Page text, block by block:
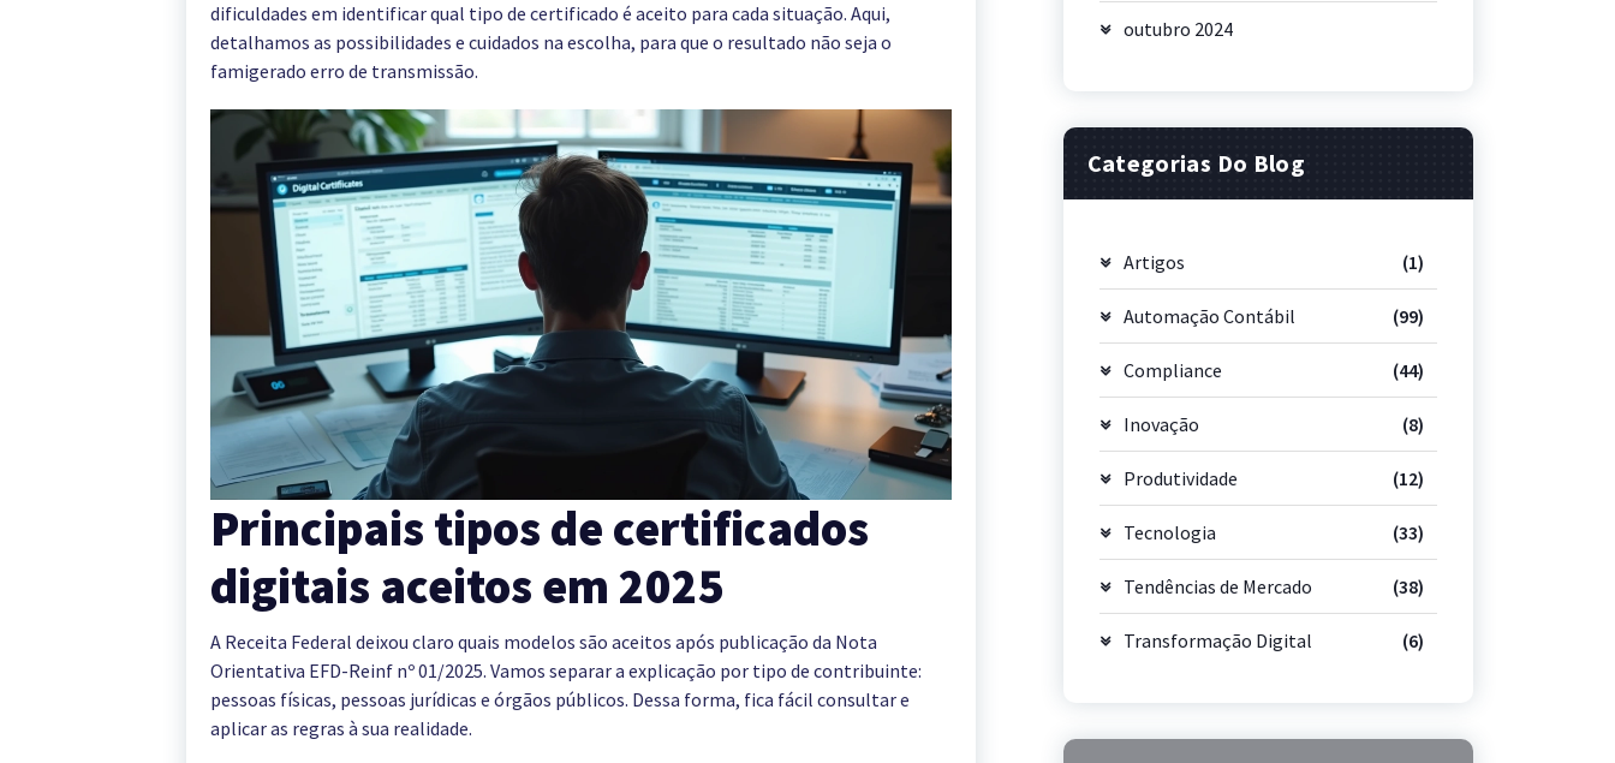
dificuldades em identificar qual tipo de certificado é aceito para cada situação. Aqui,
detalhamos as possibilidades e cuidados na escolha, para que o resultado não seja o
famigerado erro de transmissão.
Principais tipos de certificados
digitais aceitos em 2025
A Receita Federal deixou claro quais modelos são aceitos após publicação da Nota
Orientativa EFD-Reinf nº 01/2025. Vamos separar a explicação por tipo de contribuinte:
pessoas físicas, pessoas jurídicas e órgãos públicos. Dessa forma, fica fácil consultar e
aplicar as regras à sua realidade.
outubro 2024
Categorias Do Blog
Artigos (1)
Automação Contábil (99)
Compliance (44)
Inovação (8)
Produtividade (12)
Tecnologia (33)
Tendências de Mercado (38)
Transformação Digital (6)